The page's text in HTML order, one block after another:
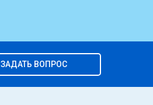
ЗАДАТЬ ВОПРОС